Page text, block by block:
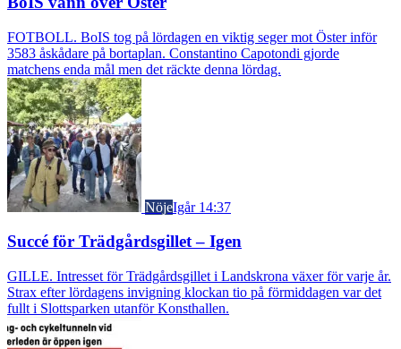
FOTBOLL. BoIS tog på lördagen en viktig seger mot Öster inför
3583 åskådare på bortaplan. Constantino Capotondi gjorde
matchens enda mål men det räckte denna lördag.
NöjeIgår 14:37
Succé för Trädgårdsgillet – Igen
GILLE. Intresset för Trädgårdsgillet i Landskrona växer för varje år.
Strax efter lördagens invigning klockan tio på förmiddagen var det
fullt i Slottsparken utanför Konsthallen.